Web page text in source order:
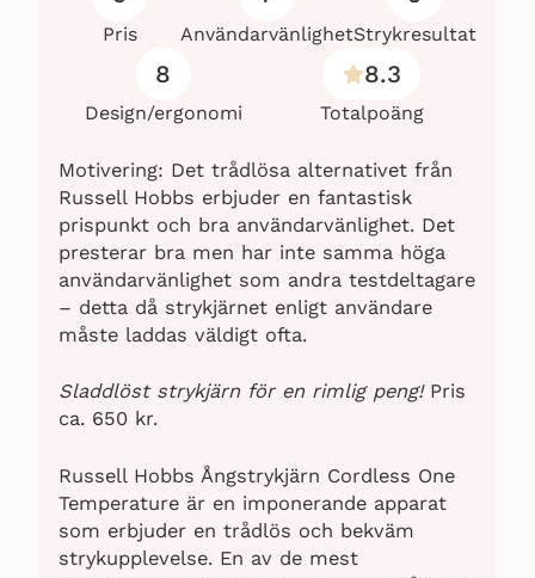
Pris AnvändarvänlighetStrykresultat
8
Design/ergonomi
8.3
Totalpoäng
Motivering: Det trådlösa alternativet från
Russell Hobbs erbjuder en fantastisk
prispunkt och bra användarvänlighet. Det
presterar bra men har inte samma höga
användarvänlighet som andra testdeltagare
– detta då strykjärnet enligt användare
måste laddas väldigt ofta.
Sladdlöst strykjärn för en rimlig peng!Pris
ca. 650 kr.
Russell Hobbs Ångstrykjärn Cordless One
Temperature är en imponerande apparat
som erbjuder en trådlös och bekväm
strykupplevelse. En av de mest